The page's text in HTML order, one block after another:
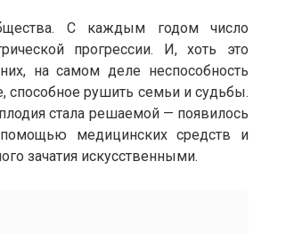
С каждым годом число
прогрессии. И, хоть это
на самом деле неспособность
рушить семьи и судьбы.
стала решаемой — появилось
помощью медицинских средств и
зачатия искусственными.